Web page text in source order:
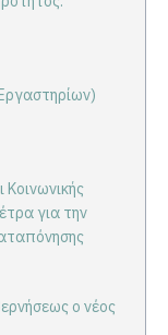
για την
ο νέος